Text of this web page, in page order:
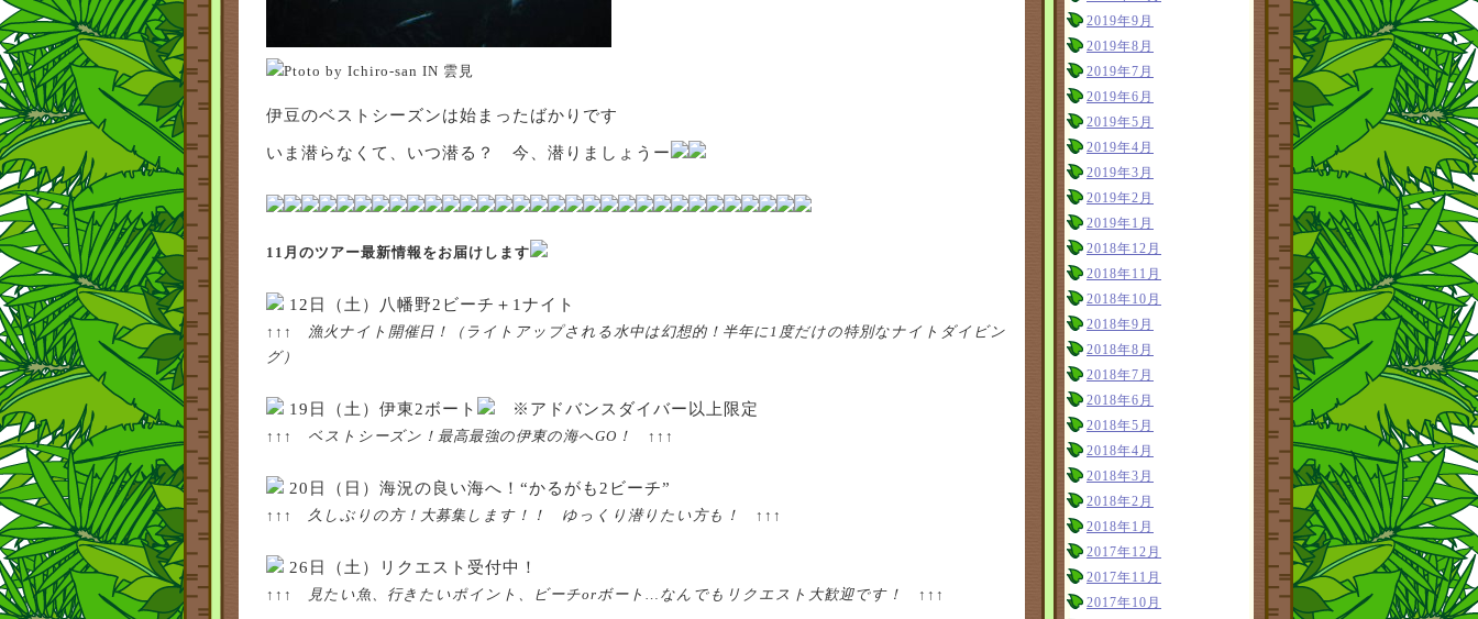
Ptoto by Ichiro-san IN 雲見
伊豆のベストシーズンは始まったばかりです
いま潜らなくて、いつ潜る？ 今、潜りましょうー
11月のツアー最新情報をお届けします
12日（土）八幡野2ビーチ＋1ナイト
↑↑↑ 漁火ナイト開催日！（ライトアップされる水中は幻想的！半年に1度だけの特別なナイトダイビン
グ）
19日（土）伊東2ボート ※アドバンスダイバー以上限定
↑↑↑ ベストシーズン！最高最強の伊東の海へGO！ ↑↑↑
20日（日）海況の良い海へ！“かるがも2ビーチ”
↑↑↑ 久しぶりの方！大募集します！！ ゆっくり潜りたい方も！ ↑↑↑
26日（土）リクエスト受付中！
↑↑↑ 見たい魚、行きたいポイント、ビーチorボート…なんでもリクエスト大歓迎です！ ↑↑↑
2019年9月
2019年8月
2019年7月
2019年6月
2019年5月
2019年4月
2019年3月
2019年2月
2019年1月
2018年12月
2018年11月
2018年10月
2018年9月
2018年8月
2018年7月
2018年6月
2018年5月
2018年4月
2018年3月
2018年2月
2018年1月
2017年12月
2017年11月
2017年10月